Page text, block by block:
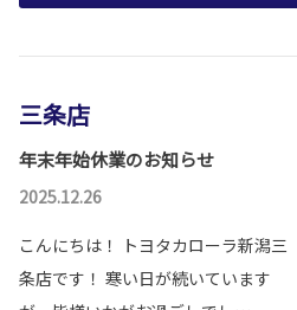
三条店
年末年始休業のお知らせ
2025.12.26
こんにちは！ トヨタカローラ新潟三
条店です！ 寒い日が続いています